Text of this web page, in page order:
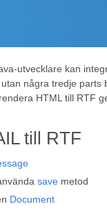
utvecklare kan
några tredje
HTML till RTF
till RTF
save metod
Document